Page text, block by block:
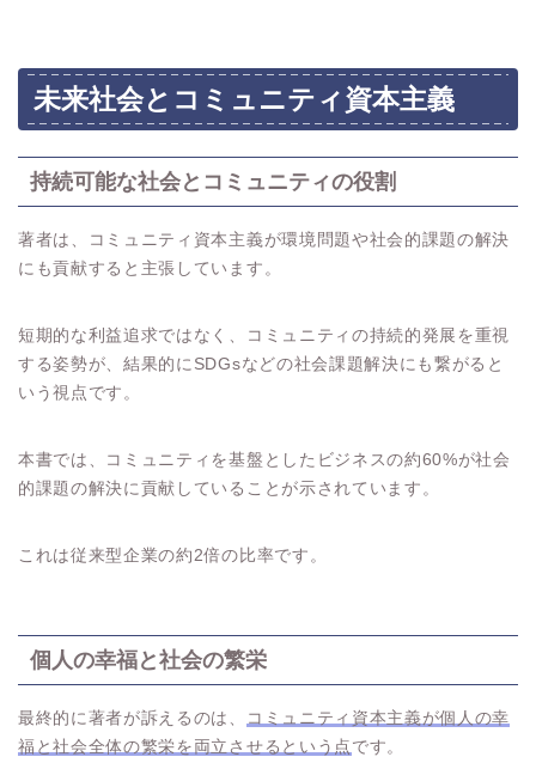
未来社会とコミュニティ資本主義
持続可能な社会とコミュニティの役割
著者は、コミュニティ資本主義が環境問題や社会的課題の解決
にも貢献すると主張しています。
短期的な利益追求ではなく、コミュニティの持続的発展を重視
する姿勢が、結果的にSDGsなどの社会課題解決にも繋がると
いう視点です。
本書では、コミュニティを基盤としたビジネスの約60%が社会
的課題の解決に貢献していることが示されています。
これは従来型企業の約2倍の比率です。
個人の幸福と社会の繁栄
最終的に著者が訴えるのは、
コミュニティ資本主義が個人の幸
福と社会全体の繁栄を両立させるという点 です。